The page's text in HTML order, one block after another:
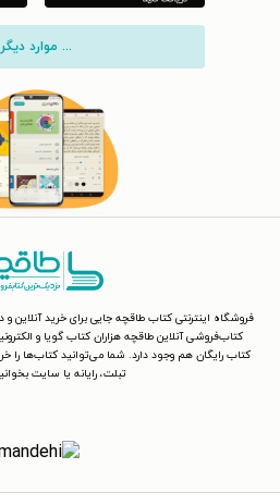
... موارد دیگر
فروشگاه اینترنتی کتاب طاقچه جایی برای خرید آنلاین
کتاب‌فروشی آنلاین طاقچه هزاران کتاب گویا و
کتاب رایگان هم وجود دارد. شما می‌توانید کتاب‌ها را
تبلت، رایانه یا سایت